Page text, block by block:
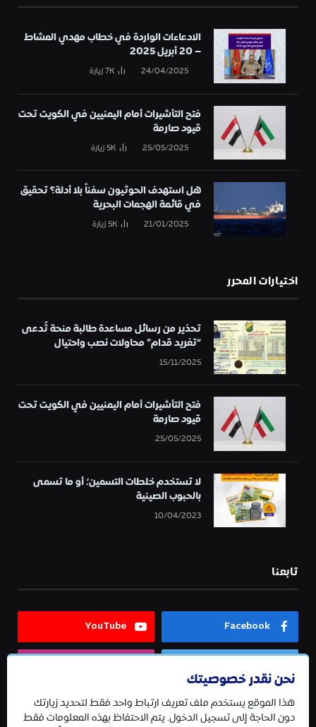
الادعاءات الواردة في خطاب مهدي المشاط
– 20 أبريل 2025
24/04/2025
7Kزيارة
فتح التأشيرات أمام اليمنيين في الكويت تحت
قيود صارمة
25/05/2025
5Kزيارة
هل استهدف الحوثيون سفناً بلا أدلة؟ تحقيق
في قائمة الهجمات البحرية
21/01/2025
5Kزيارة
اختيارات المحرر
تحذير من رسائل مساعدة طالبة منحة تُدعى
“تغريد قدام” محاولات نصب واحتيال
15/11/2025
فتح التأشيرات أمام اليمنيين في الكويت تحت
قيود صارمة
25/05/2025
لا تستخدم خلطات التسمين؛ أو ما تسمى
بالحبوب الصينية
10/04/2023
تابعنا
Facebook
YouTube
Telegram
نحن نقدر خصوصيتك
هذا الموقع يستخدم ملف تعريف ارتباط واحد فقط لتحديد زيارتك
دون الحاجة إلى تسجيل الدخول. يتم الاحتفاظ بهذه المعلومات فقط